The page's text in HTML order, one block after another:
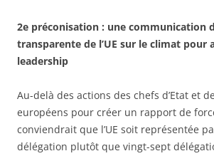
2e préconisation : une communication
transparente de l’UE sur le climat pour
leadership
Au-delà des actions des chefs d’Etat et
européens pour créer un rapport de
conviendrait que l’UE soit représentée
délégation plutôt que vingt-sept